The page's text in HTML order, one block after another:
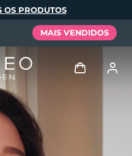
OS PRODUTOS
MAIS VENDIDOS
Perfil de usuário